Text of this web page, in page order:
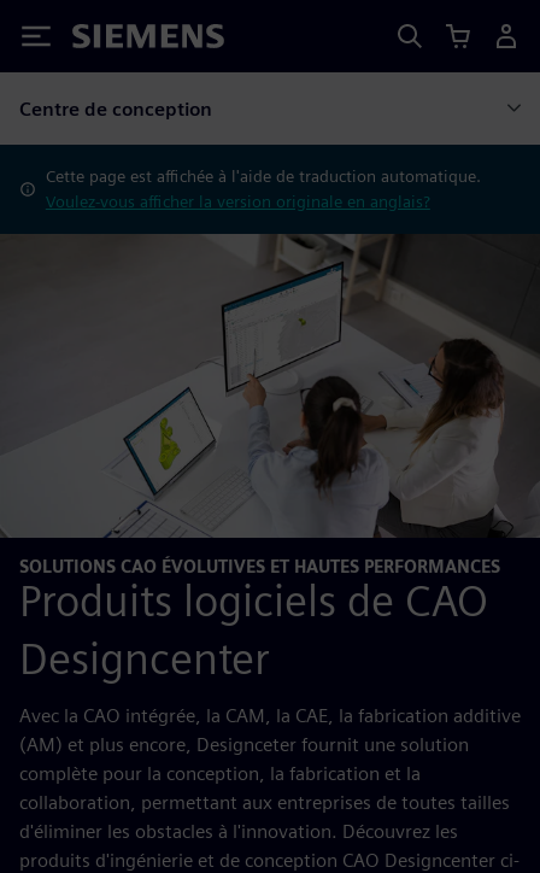
Siemens
Centre de conception
Cette page est affichée à l'aide de traduction automatique.
Voulez-vous afficher la version originale en anglais?
SOLUTIONS CAO ÉVOLUTIVES ET HAUTES PERFORMANCES
Produits logiciels de CAO
Designcenter
Avec la CAO intégrée, la CAM, la CAE, la fabrication additive
(AM) et plus encore, Designceter fournit une solution
complète pour la conception, la fabrication et la
collaboration, permettant aux entreprises de toutes tailles
d'éliminer les obstacles à l'innovation. Découvrez les
produits d'ingénierie et de conception CAO Designcenter ci-